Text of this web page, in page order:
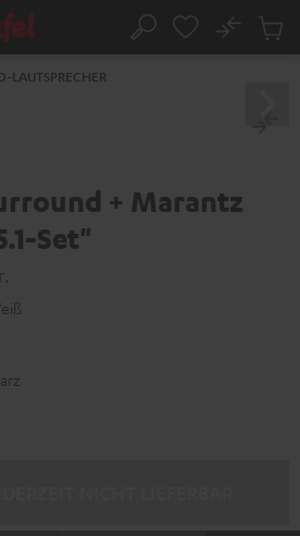
Suche
No
LAUTSPRECHER
+ Marantz
Set"